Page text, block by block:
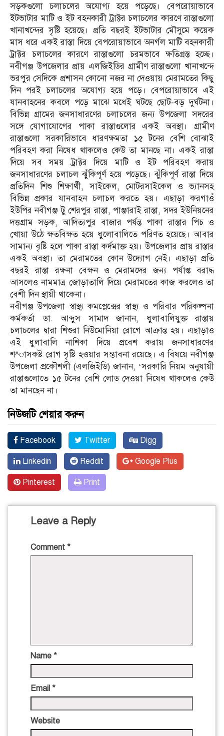
সড়কগুলো চলাচলের অযোগ্য হয়ে পড়েছে। বেপরোয়াভাবে
ইটভাটার মাটি ও ইট বহনকারী ট্রাক্টর চলাচলের কারণে রাস্তাগুলো
খানাখন্দের সৃষ্টি হয়েছে। প্রতি বছরই ইটভাটার মৌসুমে কয়েক
মাস ধরে একই রাস্তা দিয়ে বেপরোয়াভাবে অনর্গল মাটি বহনকারী
ট্রাক্টর চলাচলের কারণে রাস্তাগুলো চরমভাবে ক্ষতিগ্রস্ত হচ্ছে।
নবীগঞ্জ উপজেলার প্রায় এলজিইডির গ্রামীণ রাস্তাগুলো খানাখন্দে
ভরপুর সেদিকে প্রশাসন কোনো নজর না দেওয়ায় মেরামতের কিছু
দিন পরই চলাচলের অযোগ্য হয়ে পড়ে। বেপরোয়াভাবে এই
যানবাহনের কবলে পড়ে মাঝে মধেই ঘটছে ছোট-বড় দুর্ঘটনা।
বিভিন্ন গ্রামের জনসাধারণের চলাচলের জন্য উপজেলা সদরের
সঙ্গে যোগাযোগের পাকা রাস্তাগুলোর একই অবস্থা। গ্রামীণ
রাস্তাগুলো সরকারিভাবে ধারণক্ষমতা ১৫ টনের বেশি বোঝাই
পরিবহণ করা নিষেধ থাকলেও কেউ তা মানছে না। একই রাস্তা
দিয়ে সব সময় ট্রাক্টর দিয়ে মাটি ও ইট পরিবহণ করায়
জনসাধারণের চলাচল ঝুঁকিপূর্ণ হয়ে পড়েছে। ঝুঁকিপূর্ণ রাস্তা দিয়ে
প্রতিদিন শিশু শিক্ষার্থী, সাইকেল, মোটরসাইকেল ও ভ্যানসহ
বিভিন্ন প্রকার যানবাহন চলাচল করতে হয়। এছাড়া করগাওঁ
ইউপির নবীগঞ্জ টু শেরপুর রাস্তা, পাঞ্জারাই রাস্তা, সদর ইউনিয়নের
দত্তগ্রাম সড়ক, আদিত্যপুর বাজার পর্যন্ত পাকা রাস্তার পিচ ও
খোয়া উঠে ক্ষতবিক্ষত হয়ে ধুলোবালিতে পরিণত হয়েছে। আবার
সামান্য বৃষ্টি হলে পাকা রাস্তা কর্দমাক্ত হয়। উপজেলার প্রায় রাস্তার
একই অবস্থা। তা মেরামতের কোন উদ্যোগ নেই। এছাড়া প্রতি
বছরই রাস্তা রক্ষনা বেক্ষন ও মেরামদের জন্য পর্যাপ্ত বরাদ্ধ
আসলেও নামমাত্র জোড়াতালি দিয়ে মেরামতের কাজ করলেও তা
বেশী দিন স্থায়ী থাকেনা।
নবীগঞ্জ উপজেলা স্বাস্থ্য কমপ্লেক্সের স্বাস্থ্য ও পরিবার পরিকল্পনা
কর্মকর্তা ডা. আব্দুস সামাদ জানান, ধুলাবালিযুক্ত রাস্তায়
চলাচলের দ্বারা শিশুরা নিউমোনিয়া রোগে আক্রান্ত হয়। এছাড়াও
এই ধুলাবালি নাশিকা দিয়ে প্রবেশ করায় জনসাধারণের
শ^াসকষ্ট রোগ সৃষ্টি হওয়ার সম্ভাবনা রয়েছে। এ বিষয়ে নবীগঞ্জ
উপজেলা প্রকৌশলী (এলজিইডি) জানান, ‘সরকারি নিয়ম অনুযায়ী
রাস্তাগুলোতে ১৫ টনের বেশি লোড দেওয়া নিষেধ থাকলেও কেউ
তা মানছেন না।
নিউজটি শেয়ার করুন
Facebook Twitter Digg
Linkedin Reddit Google Plus
Pinterest Print
Leave a Reply
Comment *
Name *
Email *
Website